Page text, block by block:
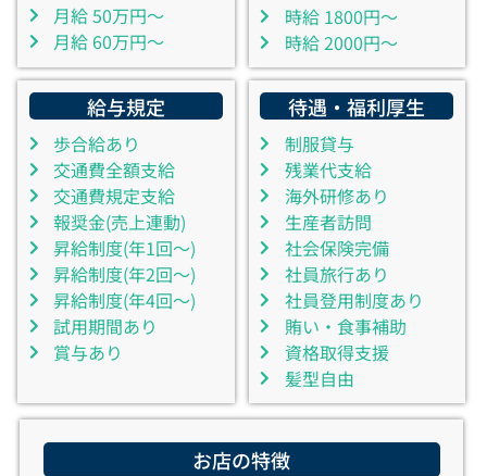
月給 50万円～
月給 60万円～
時給 1800円～
時給 2000円～
給与規定
歩合給あり
交通費全額支給
交通費規定支給
報奨金(売上連動)
昇給制度(年1回～)
昇給制度(年2回～)
昇給制度(年4回～)
試用期間あり
賞与あり
待遇・福利厚生
制服貸与
残業代支給
海外研修あり
生産者訪問
社会保険完備
社員旅行あり
社員登用制度あり
賄い・食事補助
資格取得支援
髪型自由
お店の特徴